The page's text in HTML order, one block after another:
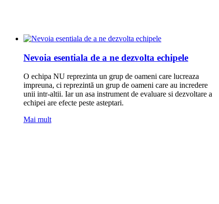
Nevoia esentiala de a ne dezvolta echipele
O echipa NU reprezinta un grup de oameni care lucreaza
impreuna, ci reprezintă un grup de oameni care au incredere
unii intr-altii. Iar un asa instrument de evaluare si dezvoltare a
echipei are efecte peste asteptari.
Mai mult